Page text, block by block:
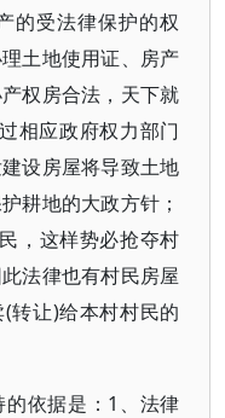
的受法律保护的权
土地使用证、房产
权房合法，天下就
相应政府权力部门
设房屋将导致土地
耕地的大政方针；
，这样势必抢夺村
法律也有村民房屋
转让)给本村村民的
依据是：1、法律